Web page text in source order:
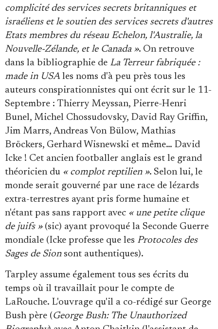
complicité des services secrets britanniques et
israéliens et le soutien des services secrets d'autres
Etats membres du réseau Echelon, l'Australie, la
Nouvelle-Zélande, et le Canada ». On retrouve
dans la bibliographie de La Terreur fabriquée :
made in USAles noms d'à peu près tous les
auteurs conspirationnistes qui ont écrit sur le 11-
Septembre : Thierry Meyssan, Pierre-Henri
Bunel, Michel Chossudovsky, David Ray Griffin,
Jim Marrs, Andreas Von Bülow, Mathias
Bröckers, Gerhard Wisnewski et même… David
Icke ! Cet ancien footballer anglais est le grand
théoricien du « complot reptilien ». Selon lui, le
monde serait gouverné par une race de lézards
extra-terrestres ayant pris forme humaine et
n'étant pas sans rapport avec « une petite clique
de juifs »(sic) ayant provoqué la Seconde Guerre
mondiale (Icke professe que les Protocoles des
Sages de Sionsont authentiques).
Tarpley assume également tous ses écrits du
temps où il travaillait pour le compte de
LaRouche. L'ouvrage qu'il a co-rédigé sur George
Bush père (George Bush: The Unauthorized